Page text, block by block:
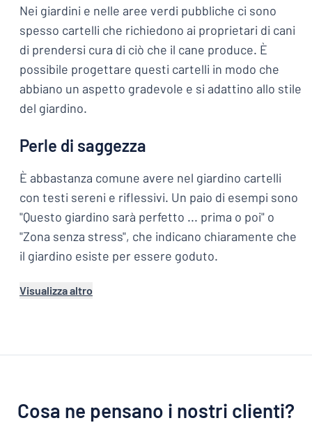
Nei giardini e nelle aree verdi pubbliche ci sono
spesso cartelli che richiedono ai proprietari di cani
di prendersi cura di ciò che il cane produce. È
possibile progettare questi cartelli in modo che
abbiano un aspetto gradevole e si adattino allo stile
del giardino.
Perle di saggezza
È abbastanza comune avere nel giardino cartelli
con testi sereni e riflessivi. Un paio di esempi sono
"Questo giardino sarà perfetto ... prima o poi" o
"Zona senza stress", che indicano chiaramente che
il giardino esiste per essere goduto.
Visualizza altro
Cosa ne pensano i nostri clienti?